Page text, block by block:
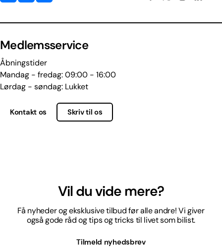
Medlemsservice
Åbningstider
Mandag - fredag: 09:00 - 16:00
Lørdag - søndag: Lukket
Kontakt os Skriv til os
Vil du vide mere?
Få nyheder og eksklusive tilbud før alle andre! Vi giver
også gode råd og tips og tricks til livet som bilist.
Tilmeld nyhedsbrev